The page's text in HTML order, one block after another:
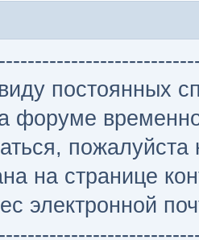
постоянных
форуме
на странице
электронной